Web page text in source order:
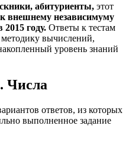
абитуриенты, этот
внешнему независимуму
году. Ответы к тестам
вычислений,
уровень знаний
Числа
ответов, из которых
выполненное задание